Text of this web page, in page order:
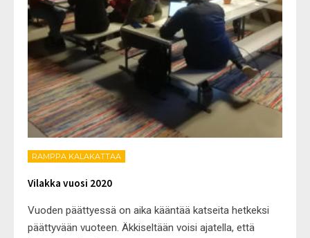
RAMPPA KALAKATTAA
Vilakka vuosi 2020
Vuoden päättyessä on aika kääntää katseita hetkeksi
päättyvään vuoteen. Äkkiseltään voisi ajatella, että